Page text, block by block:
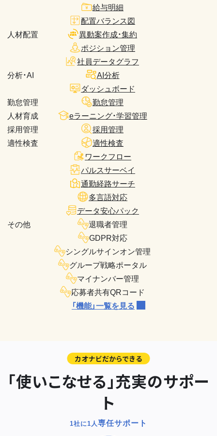
給与明細
人材配置
配置バランス図
異動案作成・集約
ポジション管理
分析・AI
社員データグラフ
AI分析
ダッシュボード
勤怠管理
勤怠管理
人材育成
eラーニング・学習管理
採用管理
採用管理
適性検査
適性検査
その他
ワークフロー
パルスサーベイ
通勤経路サーチ
多言語対応
データ安心パック
退職者管理
GDPR対応
シングルサインオン管理
グループ戦略ポータル
マイナンバー管理
応募者共有QRコード
「機能」一覧を見る
カオナビだからできる
「使いこなせる」充実のサポー
ト
1社に1人専任サポート